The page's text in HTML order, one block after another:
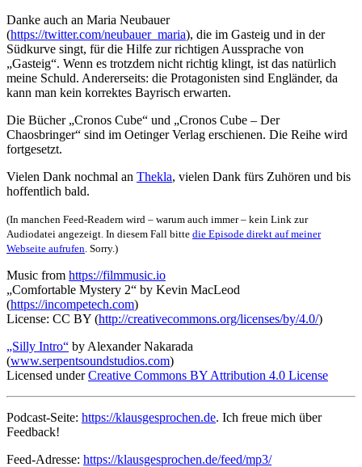
Danke auch an Maria Neubauer
(https://twitter.com/neubauer_maria), die im Gasteig und in der
Südkurve singt, für die Hilfe zur richtigen Aussprache von
„Gasteig“. Wenn es trotzdem nicht richtig klingt, ist das natürlich
meine Schuld. Andererseits: die Protagonisten sind Engländer, da
kann man kein korrektes Bayrisch erwarten.
Die Bücher „Cronos Cube“ und „Cronos Cube – Der
Chaosbringer“ sind im Oetinger Verlag erschienen. Die Reihe wird
fortgesetzt.
Vielen Dank nochmal an Thekla, vielen Dank fürs Zuhören und bis
hoffentlich bald.
(In manchen Feed-Readern wird – warum auch immer – kein Link zur
Audiodatei angezeigt. In diesem Fall bitte die Episode direkt auf meiner
Webseite aufrufen . Sorry.)
Music from https://filmmusic.io
„Comfortable Mystery 2“ by Kevin MacLeod
(https://incompetech.com)
License: CC BY (http://creativecommons.org/licenses/by/4.0/)
„Silly Intro“ by Alexander Nakarada
(www.serpentsoundstudios.com)
Licensed underCreative Commons BY Attribution 4.0 License
Podcast-Seite: https://klausgesprochen.de. Ich freue mich über
Feedback!
Feed-Adresse: https://klausgesprochen.de/feed/mp3/